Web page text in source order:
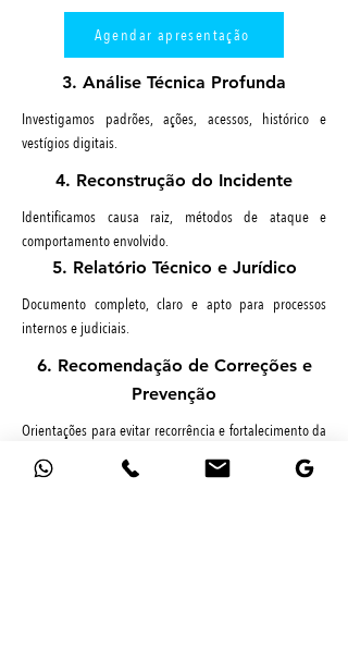
Agendar apresentação
3. Análise Técnica Profunda
Investigamos padrões, ações, acessos, histórico e
vestígios digitais.
4. Reconstrução do Incidente
Identificamos causa raiz, métodos de ataque e
comportamento envolvido.
5. Relatório Técnico e Jurídico
Documento completo, claro e apto para processos
internos e judiciais.
6. Recomendação de Correções e
Prevenção
Orientações para evitar recorrência e fortalecimento da
segurança.